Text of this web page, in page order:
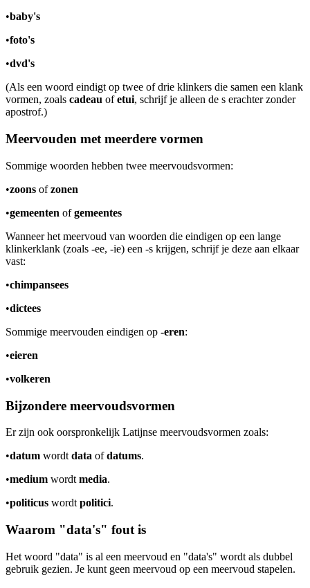
•baby's
•foto's
•dvd's
(Als een woord eindigt op twee of drie klinkers die samen een klank
vormen, zoals cadeau ofetui, schrijf je alleen de s erachter zonder
apostrof.)
Meervouden met meerdere vormen
Sommige woorden hebben twee meervoudsvormen:
•zoons ofzonen
•gemeenten ofgemeentes
Wanneer het meervoud van woorden die eindigen op een lange
klinkerklank (zoals -ee, -ie) een -s krijgen, schrijf je deze aan elkaar
vast:
•chimpansees
•dictees
Sommige meervouden eindigen op -eren:
•eieren
•volkeren
Bijzondere meervoudsvormen
Er zijn ook oorspronkelijk Latijnse meervoudsvormen zoals:
•datum wordt data ofdatums.
•medium wordt media.
•politicus wordt politici.
Waarom "data's" fout is
Het woord "data" is al een meervoud en "data's" wordt als dubbel
gebruik gezien. Je kunt geen meervoud op een meervoud stapelen.